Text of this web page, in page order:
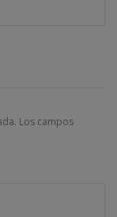
Los campos